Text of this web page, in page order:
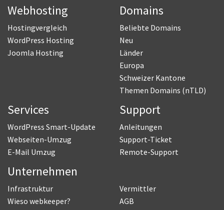
Webhosting
Hostingvergleich
WordPress Hosting
Joomla Hosting
Domains
Beliebte Domains
Neu
Länder
Europa
Schweizer Kantone
Themen Domains (nTLD)
Services
WordPress Smart-Update
Webseiten-Umzug
E-Mail Umzug
Support
Anleitungen
Support-Ticket
Remote-Support
Unternehmen
Infrastruktur
Wieso webkeeper?
Vermittler
AGB